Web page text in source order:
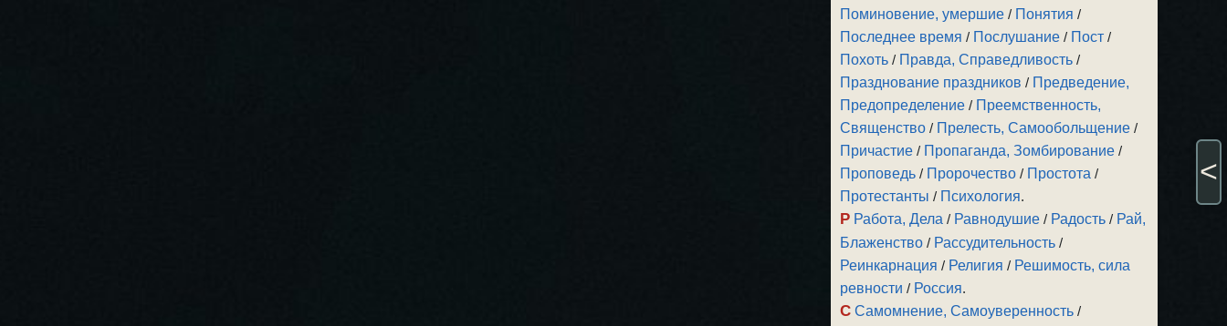
Поминовение, умершие / Понятия /
Последнее время / Послушание / Пост /
Похоть / Правда, Справедливость /
Празднование праздников / Предведение,
Предопределение / Преемственность,
Священство / Прелесть, Самообольщение /
Причастие / Пропаганда, Зомбирование /
Проповедь / Пророчество / Простота /
Протестанты / Психология.
Р Работа, Дела / Равнодушие / Радость / Рай,
Блаженство / Рассудительность /
Реинкарнация / Религия / Решимость, сила
ревности / Россия.
С Самомнение, Самоуверенность /
<